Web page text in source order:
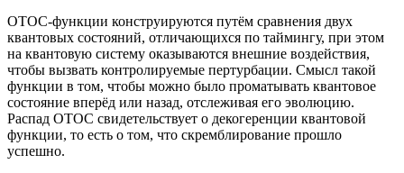
OTOC-функции конструируются путём сравнения двух
квантовых состояний, отличающихся по таймингу, при этом
на квантовую систему оказываются внешние воздействия,
чтобы вызвать контролируемые пертурбации. Смысл такой
функции в том, чтобы можно было проматывать квантовое
состояние вперёд или назад, отслеживая его эволюцию.
Распад OTOC свидетельствует о декогеренции квантовой
функции, то есть о том, что скремблирование прошло
успешно.